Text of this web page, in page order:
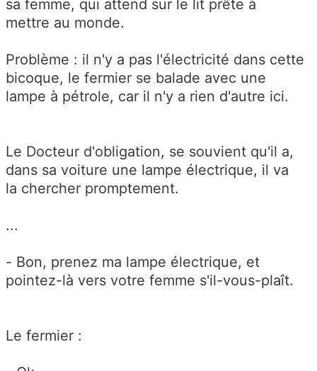
sa femme, qui attend sur le lit prête à
mettre au monde.
Problème : il n'y a pas l'électricité dans cette
bicoque, le fermier se balade avec une
lampe à pétrole, car il n'y a rien d'autre ici.
Le Docteur d'obligation, se souvient qu'il a,
dans sa voiture une lampe électrique, il va
la chercher promptement.
...
- Bon, prenez ma lampe électrique, et
pointez-là vers votre femme s'il-vous-plaît.
Le fermier :